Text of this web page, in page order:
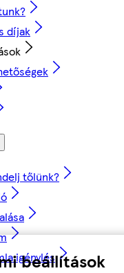
beállítások
díjak
tőlünk?
igénylés